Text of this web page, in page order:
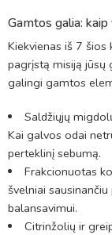
Gamtos galia:
Kiekvienas iš 7
pagrįstą misiją jūsų
galingi gamtos
Saldžiųjų
Kai galvos odai
perteklinį sebumą.
Frakcionuotas
švelniai
balansavimui.
Citrinžolių ir